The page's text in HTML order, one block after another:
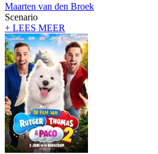
Maarten van den Broek
Scenario
+ LEES MEER